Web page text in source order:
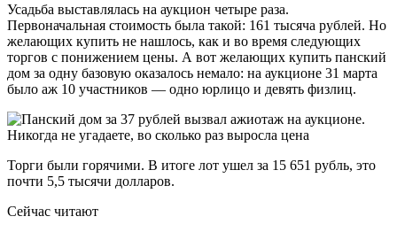
Усадьба выставлялась на аукцион четыре раза.
Первоначальная стоимость была такой: 161 тысяча рублей. Но
желающих купить не нашлось, как и во время следующих
торгов с понижением цены. А вот желающих купить панский
дом за одну базовую оказалось немало: на аукционе 31 марта
было аж 10 участников — одно юрлицо и девять физлиц.
Торги были горячими. В итоге лот ушел за 15 651 рубль, это
почти 5,5 тысячи долларов.
Сейчас читают